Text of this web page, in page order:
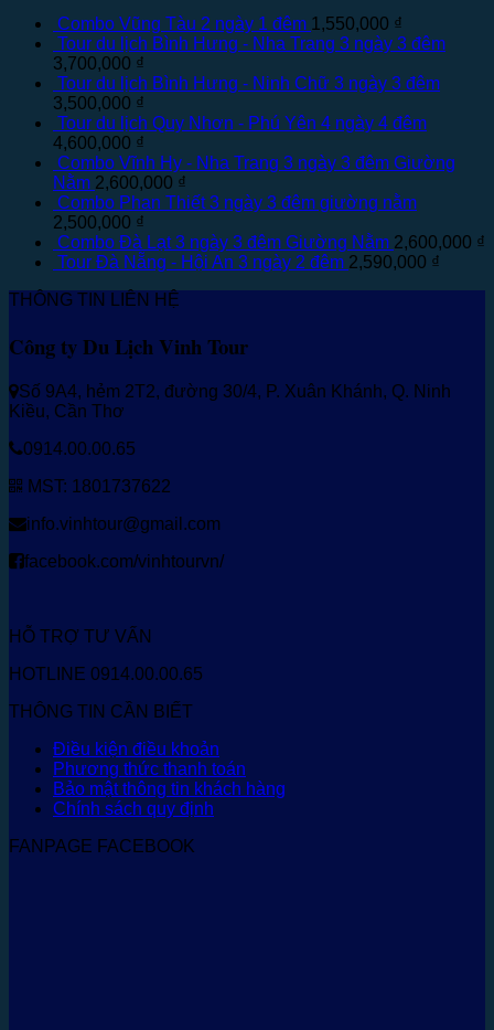
Combo Vũng Tàu 2 ngày 1 đêm 1,550,000 ₫
Tour du lịch Bình Hưng - Nha Trang 3 ngày 3 đêm
3,700,000 ₫
Tour du lịch Bình Hưng - Ninh Chữ 3 ngày 3 đêm
3,500,000 ₫
Tour du lịch Quy Nhơn - Phú Yên 4 ngày 4 đêm
4,600,000 ₫
Combo Vĩnh Hy - Nha Trang 3 ngày 3 đêm Giường
Nằm 2,600,000 ₫
Combo Phan Thiết 3 ngày 3 đêm giường nằm
2,500,000 ₫
Combo Đà Lạt 3 ngày 3 đêm Giường Nằm 2,600,000 ₫
Tour Đà Nẵng - Hội An 3 ngày 2 đêm 2,590,000 ₫
THÔNG TIN LIÊN HỆ
Công ty Du Lịch Vinh Tour
Số 9A4, hẻm 2T2, đường 30/4, P. Xuân Khánh, Q. Ninh
Kiều, Cần Thơ
0914.00.00.65
MST: 1801737622
info.vinhtour@gmail.com
facebook.com/vinhtourvn/
HỖ TRỢ TƯ VẤN
HOTLINE 0914.00.00.65
THÔNG TIN CẦN BIẾT
Điều kiện điều khoản
Phương thức thanh toán
Bảo mật thông tin khách hàng
Chính sách quy định
FANPAGE FACEBOOK